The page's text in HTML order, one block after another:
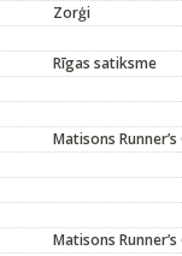
Zorģi
Rīgas satiksme
Matisons Runner’s
Matisons Runner’s